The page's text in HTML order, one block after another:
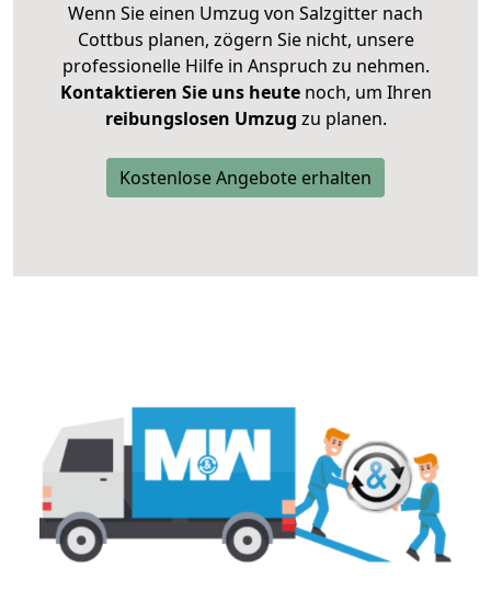
Wenn Sie einen Umzug von Salzgitter nach
Cottbus planen, zögern Sie nicht, unsere
professionelle Hilfe in Anspruch zu nehmen.
Kontaktieren Sie uns heutenoch, um Ihren
reibungslosen Umzug zu planen.
Kostenlose Angebote erhalten